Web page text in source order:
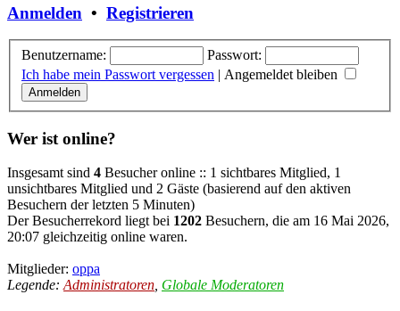
Anmelden • Registrieren
Benutzername:
Passwort:
Ich habe mein Passwort vergessen | Angemeldet bleiben
Wer ist online?
Insgesamt sind 4 Besucher online :: 1 sichtbares Mitglied, 1
unsichtbares Mitglied und 2 Gäste (basierend auf den aktiven
Besuchern der letzten 5 Minuten)
Der Besucherrekord liegt bei 1202 Besuchern, die am 16 Mai 2026,
20:07 gleichzeitig online waren.
Mitglieder: oppa
Legende:Administratoren, Globale Moderatoren